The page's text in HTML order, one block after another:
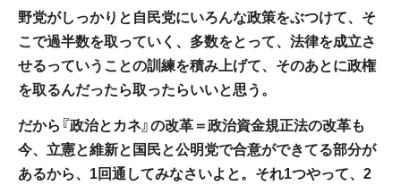
野党がしっかりと自民党にいろんな政策をぶつけて、そ
こで過半数を取っていく、多数をとって、法律を成立さ
せるっていうことの訓練を積み上げて、そのあとに政権
を取るんだったら取ったらいいと思う。
だから『政治とカネ』の改革＝政治資金規正法の改革も
今、立憲と維新と国民と公明党で合意ができてる部分が
あるから、1回通してみなさいよと。それ1つやって、2